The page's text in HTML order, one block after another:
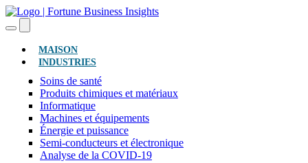
MAISON(ACTUEL)
INDUSTRIES
Soins de santé
Produits chimiques et matériaux
Informatique
Machines et équipements
Énergie et puissance
Semi-conducteurs et électronique
Analyse de la COVID-19